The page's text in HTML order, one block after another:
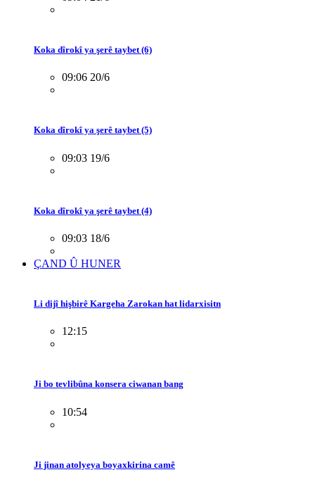
Koka dîrokî ya şerê taybet (6)
09:06 20/6
Koka dîrokî ya şerê taybet (5)
09:03 19/6
Koka dîrokî ya şerê taybet (4)
09:03 18/6
ÇAND Û HUNER
Li dijî hişbirê Kargeha Zarokan hat lidarxisitn
12:15
Ji bo tevlibûna konsera ciwanan bang
10:54
Ji jinan atolyeya boyaxkirina camê